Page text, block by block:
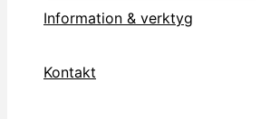
Information & verktyg
Kontakt